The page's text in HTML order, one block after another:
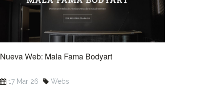
Nueva Web: Mala Fama Bodyart
17 Mar 26 Webs